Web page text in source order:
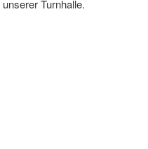
Turnhalle.